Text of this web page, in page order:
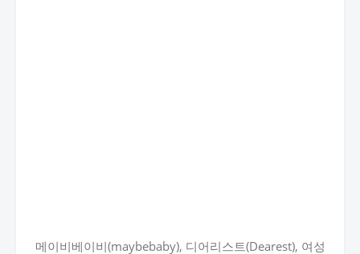
메이비베이비(maybebaby), 디어리스트(Dearest), 여성